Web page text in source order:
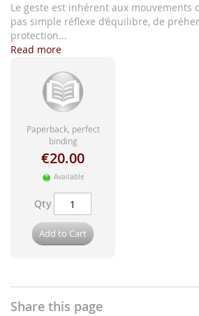
Le geste est inhérent aux mouvements
pas simple réflexe d’équilibre, de
protection...
Read more
Paperback, perfect
binding
€20.00
Available
Qty
Add to Cart
Share this page